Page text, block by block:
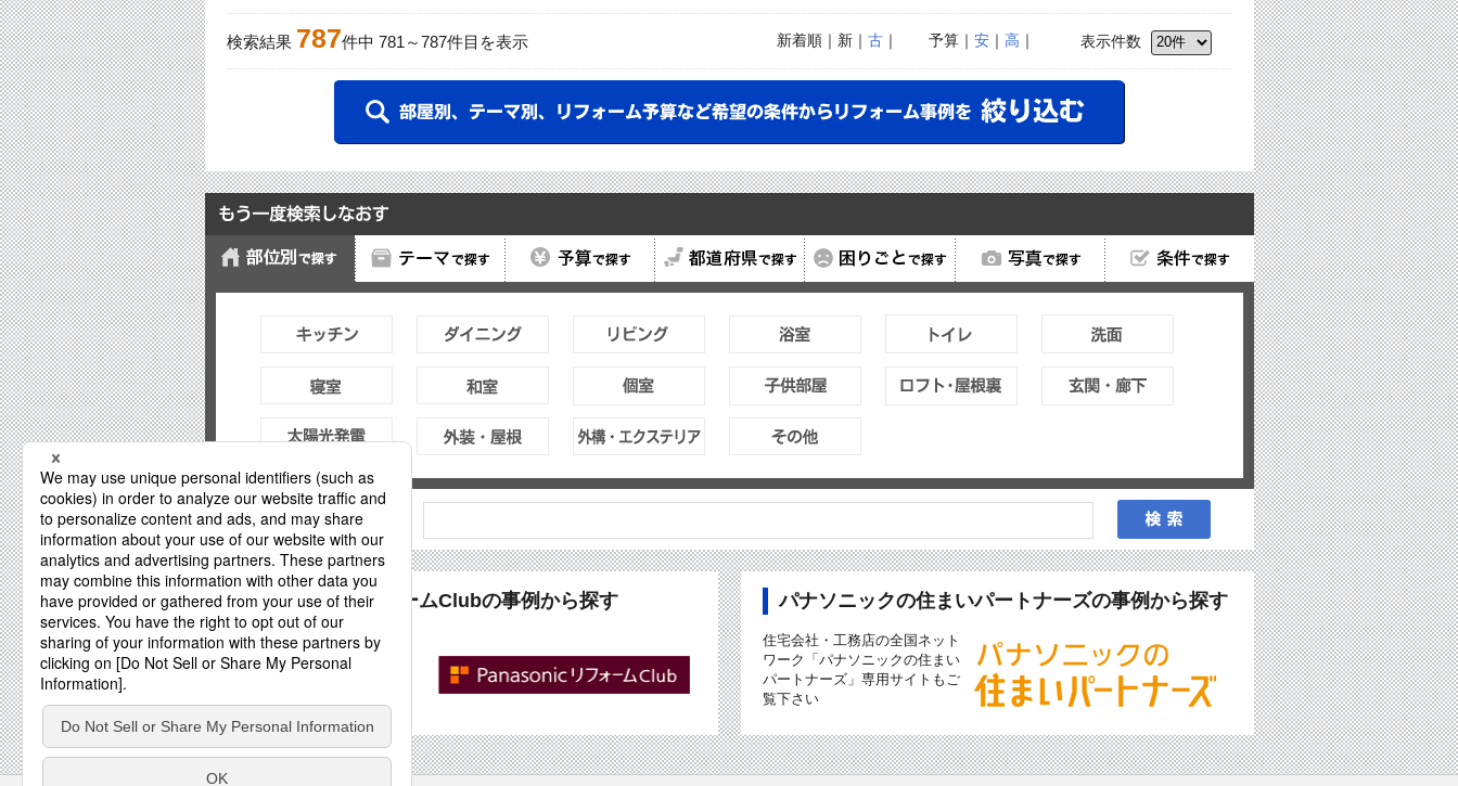
検索結果 787件中 781 ～787件目を表示 表示件数
予算｜ 安｜ 高 ｜
新着順｜新｜ 古｜
PanasonicリフォームClubの事例から探す
パナソニックが推奨する
Panasonicリフォーム加盟店
パナソニックの住まいパートナーズの事例から探す
住宅会社・工務店の全国ネット
ワーク「パナソニックの住まい
パートナーズ」専用サイトもご
覧下さい